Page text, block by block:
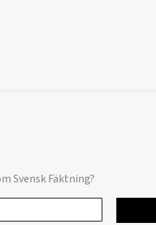
Svensk Fäktning?